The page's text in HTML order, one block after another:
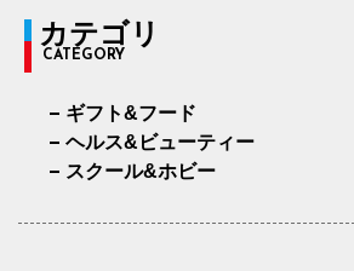
カテゴリ
CATEGORY
ギフト&フード
ヘルス&ビューティー
スクール&ホビー